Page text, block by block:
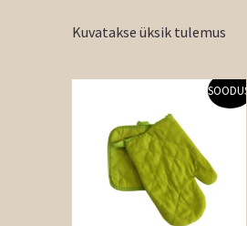
Kuvatakse üksik tulemus
SOODUS!
oli:
4,90 €.
Praegune
hind
4,41 €.